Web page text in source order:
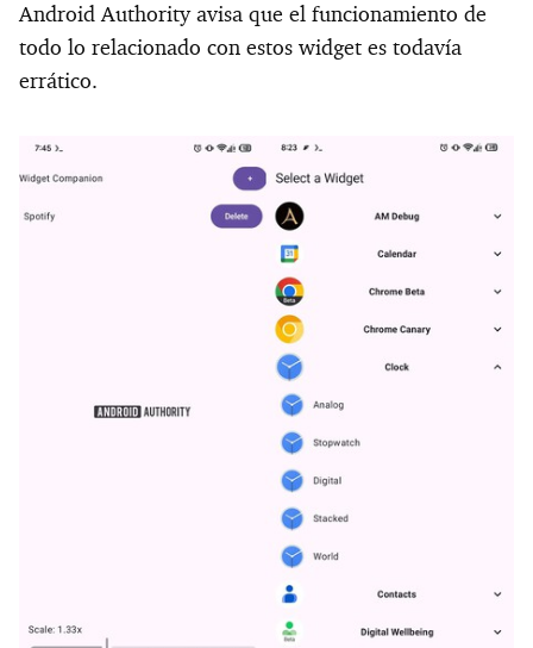
Android Authority avisa que el funcionamiento de
todo lo relacionado con estos widget es todavía
errático.